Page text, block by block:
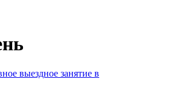
выездное занятие в